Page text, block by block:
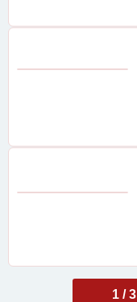
1 / 3